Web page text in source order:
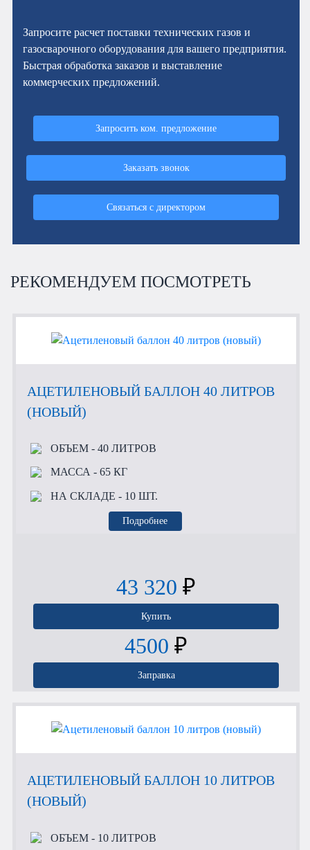
Запросите расчет поставки технических газов и
газосварочного оборудования для вашего предприятия.
Быстрая обработка заказов и выставление
коммерческих предложений.
Запросить ком. предложение
Заказать звонок
Связаться с директором
РЕКОМЕНДУЕМ ПОСМОТРЕТЬ
АЦЕТИЛЕНОВЫЙ БАЛЛОН 40 ЛИТРОВ
(НОВЫЙ)
ОБЪЕМ- 40 ЛИТРОВ
МАССА - 65 КГ
НА СКЛАДЕ - 10 ШТ.
Подробнее
43 320 ₽
Купить
4500 ₽
Заправка
АЦЕТИЛЕНОВЫЙ БАЛЛОН 10 ЛИТРОВ
(НОВЫЙ)
ОБЪЕМ- 10 ЛИТРОВ